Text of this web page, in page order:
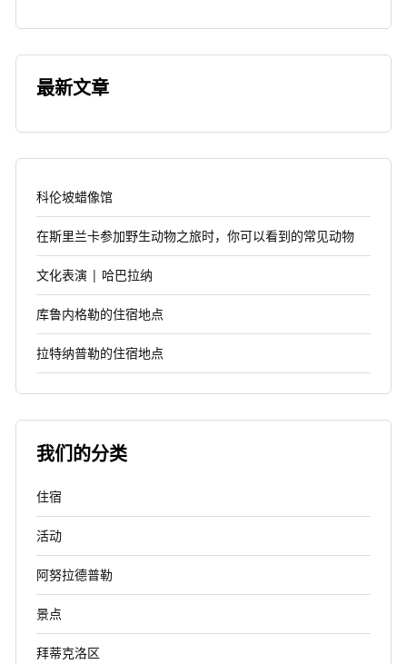
最新文章
科伦坡蜡像馆
在斯里兰卡参加野生动物之旅时，你可以看到的常见动物
文化表演 | 哈巴拉纳
库鲁内格勒的住宿地点
拉特纳普勒的住宿地点
我们的分类
住宿
活动
阿努拉德普勒
景点
拜蒂克洛区